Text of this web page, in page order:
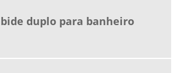
HOTELARIA
DE HOTEL
DE CABELO COM SUPORTE DE PAREDE
HOTEL
duplo para banheiro